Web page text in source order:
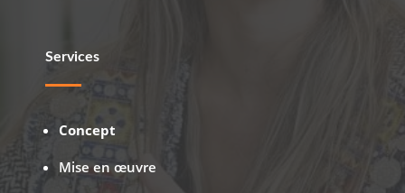
Services
Concept
Mise en œuvre